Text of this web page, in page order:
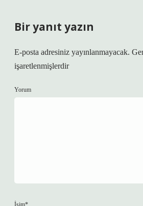
Bir yanıt yazın
E-posta adresiniz yayınlanmayacak.
işaretlenmişlerdir
Yorum
İsim*